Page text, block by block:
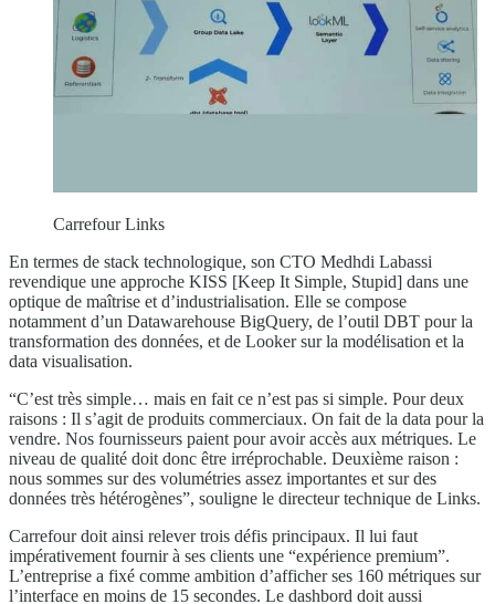
Carrefour Links
En termes de stack technologique, son CTO Medhdi Labassi
revendique une approche KISS [Keep It Simple, Stupid] dans une
optique de maîtrise et d’industrialisation. Elle se compose
notamment d’un Datawarehouse BigQuery, de l’outil DBT pour la
transformation des données, et de Looker sur la modélisation et la
data visualisation.
“C’est très simple… mais en fait ce n’est pas si simple. Pour deux
raisons : Il s’agit de produits commerciaux. On fait de la data pour la
vendre. Nos fournisseurs paient pour avoir accès aux métriques. Le
niveau de qualité doit donc être irréprochable. Deuxième raison :
nous sommes sur des volumétries assez importantes et sur des
données très hétérogènes”, souligne le directeur technique de Links.
Carrefour doit ainsi relever trois défis principaux. Il lui faut
impérativement fournir à ses clients une “expérience premium”.
L’entreprise a fixé comme ambition d’afficher ses 160 métriques sur
l’interface en moins de 15 secondes. Le dashbord doit aussi